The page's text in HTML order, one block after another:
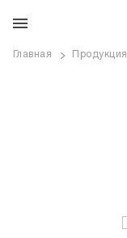
Главная Продукция